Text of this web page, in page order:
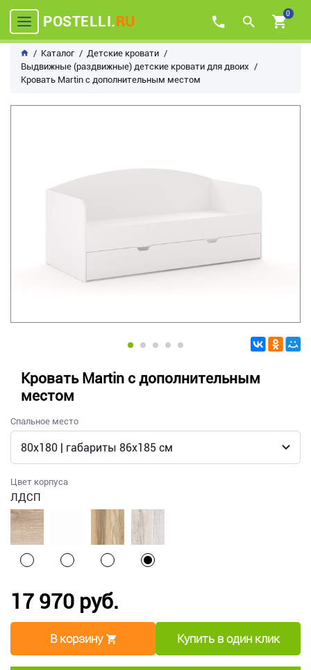
POSTELLI.RU 0
Каталог
Детские кровати
Выдвижные (раздвижные) детские кровати для двоих
Кровать Martin с дополнительным местом
Кровать Martin с дополнительным
местом
Спальное место
Цвет корпуса
ЛДСП
17 970 руб.
В корзину Купить в один клик